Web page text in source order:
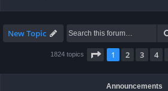
New Topic
1824 topics Page 1of 37
1 2 3 4
Announcements